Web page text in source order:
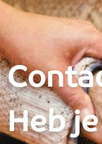
Welzijn
Activiteiten
Wonen
Bij jooZ
Participanten
Contact - St.
Heb